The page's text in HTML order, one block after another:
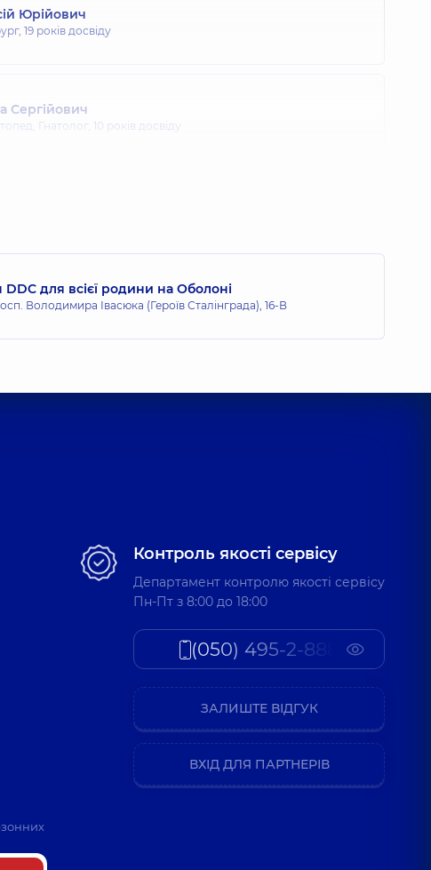
Юрійович
19 років досвіду
Сергійович
Гнатолог, 10 років досвіду
DDC для всієї родини на Оболоні
Володимира Івасюка (Героїв Сталінграда), 16-В
Контроль якості сервісу
Департамент контролю якості сервісу
Пн-Пт з 8:00 до 18:00
(050) 495-2-888
ЗАЛИШТЕ ВІДГУК
ВХІД ДЛЯ ПАРТНЕРІВ